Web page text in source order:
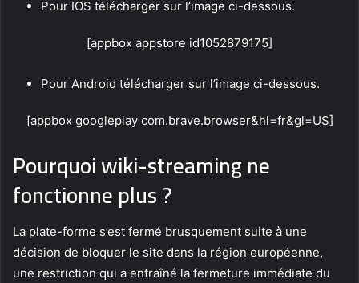
Pour IOS télécharger sur l’image ci-dessous.
[appbox appstore id1052879175]
Pour Android télécharger sur l’image ci-dessous.
[appbox googleplay com.brave.browser&hl=fr&gl=US]
Pourquoi wiki-streaming ne
fonctionne plus ?
La plate-forme s’est fermé brusquement suite à une
décision de bloquer le site dans la région européenne,
une restriction qui a entraîné la fermeture immédiate du